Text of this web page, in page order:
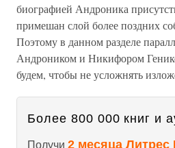
биографией Андроника
примешан слой более поздних
Поэтому в данном разделе
Андроником и Никифором
будем, чтобы не усложнять
Более 800 000 книг и
Получи 2 месяца Литрес